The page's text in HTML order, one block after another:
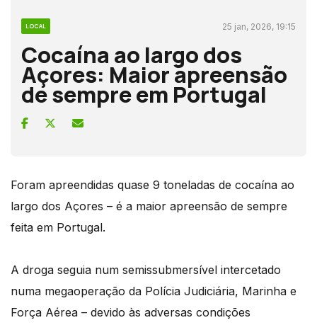
LOCAL 25 jan, 2026, 19:15
Cocaína ao largo dos
Açores: Maior apreensão
de sempre em Portugal
Foram apreendidas quase 9 toneladas de cocaína ao
largo dos Açores – é a maior apreensão de sempre
feita em Portugal.
A droga seguia num semissubmersível intercetado
numa megaoperação da Polícia Judiciária, Marinha e
Força Aérea – devido às adversas condições